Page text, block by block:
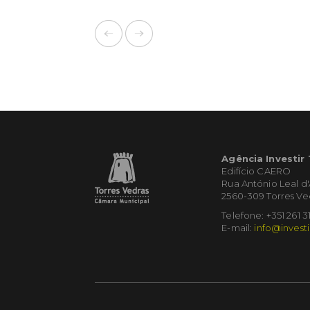
Agência Investir
Edifício CAERO
Rua António Leal
2560-309 Torres
Telefone: +351 261
E-mail: